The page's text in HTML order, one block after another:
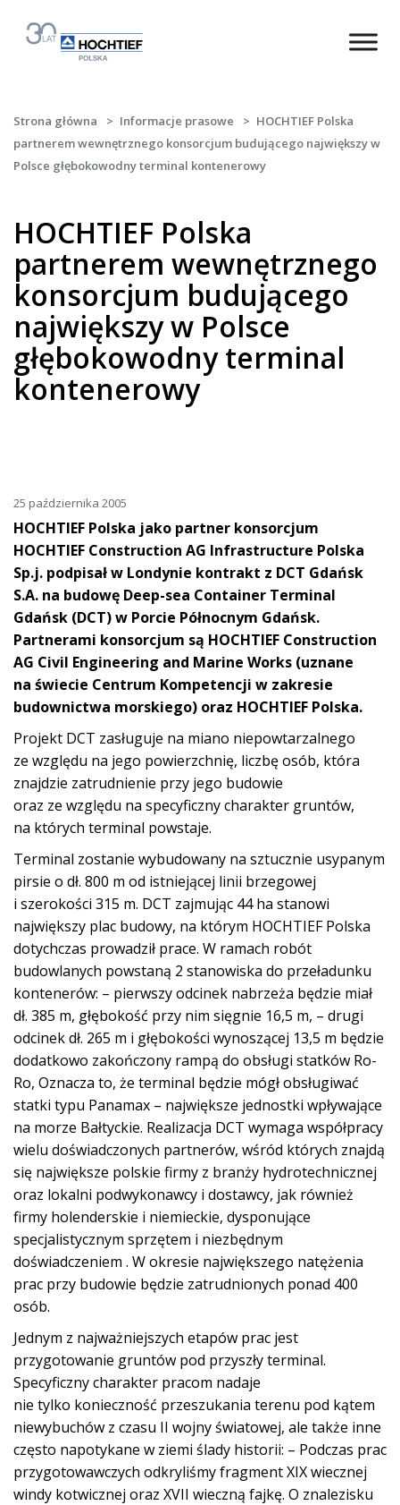
Strona główna > Informacje prasowe > HOCHTIEF Polska
partnerem wewnętrznego konsorcjum budującego największy w
Polsce głębokowodny terminal kontenerowy
HOCHTIEF Polska
partnerem wewnętrznego
konsorcjum budującego
największy w Polsce
głębokowodny terminal
kontenerowy
25 października 2005
HOCHTIEF Polska jako partner konsorcjum
HOCHTIEF Construction AG Infrastructure Polska
Sp.j. podpisał w Londynie kontrakt z DCT Gdańsk
S.A. na budowę Deep-sea Container Terminal
Gdańsk (DCT) w Porcie Północnym Gdańsk.
Partnerami konsorcjum są HOCHTIEF Construction
AG Civil Engineering and Marine Works (uznane
na świecie Centrum Kompetencji w zakresie
budownictwa morskiego) oraz HOCHTIEF Polska.
Projekt DCT zasługuje na miano niepowtarzalnego
ze względu na jego powierzchnię, liczbę osób, która
znajdzie zatrudnienie przy jego budowie
oraz ze względu na specyficzny charakter gruntów,
na których terminal powstaje.
Terminal zostanie wybudowany na sztucznie usypanym
pirsie o dł. 800 m od istniejącej linii brzegowej
i szerokości 315 m. DCT zajmując 44 ha stanowi
największy plac budowy, na którym HOCHTIEF Polska
dotychczas prowadził prace. W ramach robót
budowlanych powstaną 2 stanowiska do przeładunku
kontenerów: – pierwszy odcinek nabrzeża będzie miał
dł. 385 m, głębokość przy nim sięgnie 16,5 m, – drugi
odcinek dł. 265 m i głębokości wynoszącej 13,5 m będzie
dodatkowo zakończony rampą do obsługi statków Ro-
Ro, Oznacza to, że terminal będzie mógł obsługiwać
statki typu Panamax – największe jednostki wpływające
na morze Bałtyckie. Realizacja DCT wymaga współpracy
wielu doświadczonych partnerów, wśród których znajdą
się największe polskie firmy z branży hydrotechnicznej
oraz lokalni podwykonawcy i dostawcy, jak również
firmy holenderskie i niemieckie, dysponujące
specjalistycznym sprzętem i niezbędnym
doświadczeniem . W okresie największego natężenia
prac przy budowie będzie zatrudnionych ponad 400
osób.
Jednym z najważniejszych etapów prac jest
przygotowanie gruntów pod przyszły terminal.
Specyficzny charakter pracom nadaje
nie tylko konieczność przeszukania terenu pod kątem
niewybuchów z czasu II wojny światowej, ale także inne
często napotykane w ziemi ślady historii: – Podczas prac
przygotowawczych odkryliśmy fragment XIX wiecznej
windy kotwicznej oraz XVII wieczną fajkę. O znalezisku